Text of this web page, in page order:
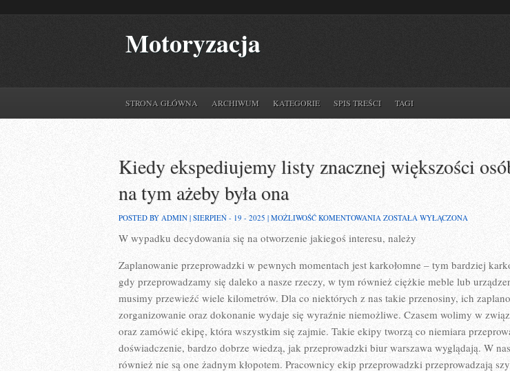
Motoryzacja
STRONA GŁÓWNA ARCHIWUM KATEGORIE SPIS TREŚCI TAGI
Kiedy ekspediujemy listy znacznej większości
na tym ażeby była ona
POSTED BY ADMIN | SIERPIEŃ - 19 - 2025 | MOŻLIWOŚĆ KOMENTOWANIA KIEDY
LISTY
ZNACZNEJ
OSÓB
ZALEŻY
TYM
AŻEBY
BYŁA
ONA
ZOSTAŁA WYŁĄCZONA
W wypadku decydowania się na otworzenie jakiegoś interesu, należy
Zaplanowanie przeprowadzki w pewnych momentach jest karkołomne – tym bardziej
gdy przeprowadzamy się daleko a nasze rzeczy, w tym również ciężkie meble lub
musimy przewieźć wiele kilometrów. Dla co niektórych z nas takie przenosiny, ich
zorganizowanie oraz dokonanie wydaje się wyraźnie niemożliwe. Czasem wolimy w
oraz zamówić ekipę, która wszystkim się zajmie. Takie ekipy tworzą co niemiara
doświadczenie, bardzo dobrze wiedzą, jak przeprowadzki biur warszawa wyglądają. W
również nie są one żadnym kłopotem. Pracownicy ekip przeprowadzki przeprowadzają